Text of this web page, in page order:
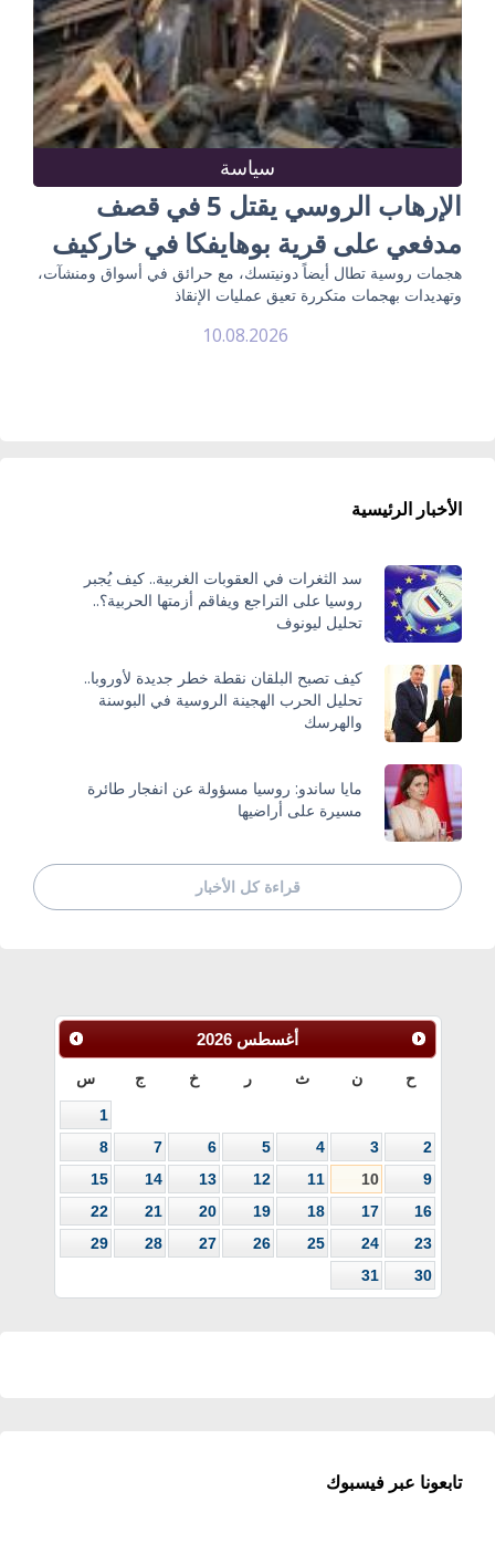
سياسة
الإرهاب الروسي يقتل 5 في قصف
مدفعي على قرية بوهايفكا في خاركيف
هجمات روسية تطال أيضاً دونيتسك، مع حرائق في أسواق ومنشآت،
وتهديدات بهجمات متكررة تعيق عمليات الإنقاذ
10.08.2026
الأخبار الرئيسية
سد الثغرات في العقوبات الغربية.. كيف يُجبر
روسيا على التراجع ويفاقم أزمتها الحربية؟..
تحليل ليونوف
كيف تصبح البلقان نقطة خطر جديدة لأوروبا..
تحليل الحرب الهجينة الروسية في البوسنة
والهرسك
مايا ساندو: روسيا مسؤولة عن انفجار طائرة
مسيرة على أراضيها
قراءة كل الأخبار
أغسطس 2026
ح ن ث ر خ ج س
1
2
3
4
5
6
7
8
9
10
11
12
13
14
15
16
17
18
19
20
21
22
23
24
25
26
27
28
29
30
31
تابعونا عبر فيسبوك